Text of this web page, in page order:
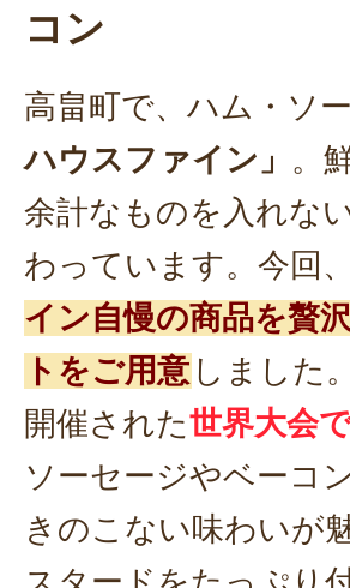
コン
高畠町で、ハム・ソ
ハウスファイン」 。
余計なものを入れな
わっています。今回
イン自慢の商品を贅
トをご用意 しました。
開催された世界大会
ソーセージやベーコ
きのこない味わいが